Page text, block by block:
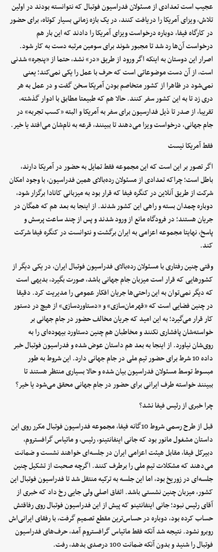
عجیب است تعدادی از مسئولان فدراسیون فوتبال که نتوانسته بودند در اولین
تلاش، ویزای آمریکا را دریافت کنند، در یک بازه زمانی بسیار کوتاه، برای حضور
در کارگاه فیفا، دوباره درخواست ویزای آمریکا را دادند که این بار هم
درخواست آن‌ها رد شد تا مجبور شوند برای سومین مرتبه دست به کار شود.
اصرار این دوستان به اینکه اگر ورود از طریق «در» نشد، حتما از «پنجره» شدنی
است، از آن دست موضوعاتی است که حرف با عمل را یکی نمی‌کند؛ یعنی
نمی‌شود در ظاهرا از کشور متخاصم بودن آمریکا سخن گفت و در عمل به هر
دری زد تا به این کشور سفر کنند. حالا هم که طبیعتا مطابق با ادوار گذشته،
تقریبا، از صدر تا ذیل فدارسیون برای سفر به آمریکا و البته «کسب تجربه» در
جام جهانی، درخواست ویزا می‌دهند تا ببینند، قرعه به نام‌شان می‌افتد یا خیر.
فقط آمریکا نیست
اگر تصور بر این است که این مجموعه فقط تمایل به حضور در آمریکا دارند،
باطل است؛ چراکه تعدادی از مسئولان رده‌بالای همین فدراسیون، با وجود امکان
شرکت از طریق آنلاین در کنگره فیفا که قرار بود به میزبانی کانادا برگزار شود،
دوباره چمدان بسته و راهی این کشور شدند. از اینجا به بعد هم که همگان در
جریان هستند؛ در فرودگاه مانع از ورود شدند و پس از چند ساعت پرسش و
پاسخ، نهایتا مجموعه اعزامی به ایران برگشت و نتوانست در کنگره فیفا شرکت
کند.
وقتی چنین رفتاری با مسئولان رده‌بالای فدراسیون فوتبال ایران، در یکی دیگر از
کشورهایی که قرار است میزبان جام جهانی باشد، صورت بگیرد، بدیهی است
که دیگر نمی‌توان به این راحتی‌ها جریان افکار عمومی را مدیریت کرد. دقیقا
در چنین فضایی است که «قهرمان‌سازی» و «دستاوردسازی» از هیچ در دستور
کار قرار می‌گیرد؛ به این امید که جریان مخالف حضور در جام جهانی بر
خواسته‌شان پافشاری نکنند و مخاطبان هم چنین دستاورد بیهوده‌ای را به
روی‌شان نیاورد. از اینجا به بعد هم داستان عوض شده و فدراسیون فوتبال خبر
داده 10 شرط برای حضور تیم ملی در جام جهانی دارد. این شروط به طور
مبسوط توسط مسئولان فدراسیون بیان شده و حالا بسیاری منتظر هستند تا
ببینند خواسته طرف ایرانی برای حضور در جام جهانی محقق می‌شود یا خیر؟
چرا خبری از رئیس فیفا نشد؟
قبل از طرح رسمی شروط 10‌گانه فیفا، مجموعه فدراسیون فوتبال مکرر روی این
داستان مشغول مانور بود که جانی اینفانتینو، رئیس، و ماتیاس گرافستروم،
دبیرکل فیفا، مقابل هیئت اعزامی ایران در جلسه‌ای خواهند نشست و ضمانت
می‌دهند که مشکلات تیم ملی را برطرف کنند. اگرچه صحبت از تشکیل چنین
جلسه‌ای در زوریخ بود، اما این جلسه به ترکیه منتقل شد تا فدراسیون فوتبال این
کشور، میزبان چنین نشستی باشد. اتفاق اصلی ولی جایی رخ داد که خبری از
آقای رئیس نبود؛ جانی اینفانتینو که پیش از این فدراسیون فوتبال روی رفاقتش
حساب کرده بود، دوباره در حساس‌ترین مقطع تصمیم گرفت، با رفقای ایرانی‌اش
روبرو نشود. نتیجه شد آنکه فقط ماتیاس گرافستروم آمد، حرف‌های فدراسیون
فوتبال را شنید و بدون آنکه ضمانت 100 درصدی بدهد، رفت.